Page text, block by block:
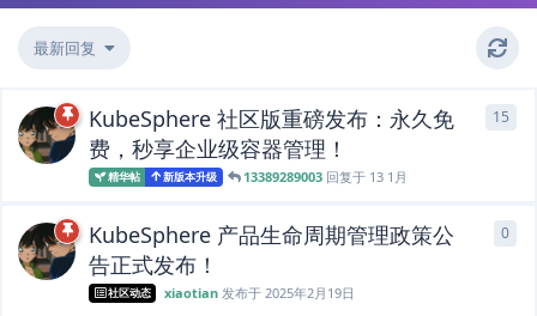
最新回复
KubeSphere 社区版重磅发布：永久免
费，秒享企业级容器管理！
精华帖 新版本升级 13389289003回复于 13 1月
15
KubeSphere 产品生命周期管理政策公
告正式发布！
社区动态 xiaotian 发布于2025年2月19日
0